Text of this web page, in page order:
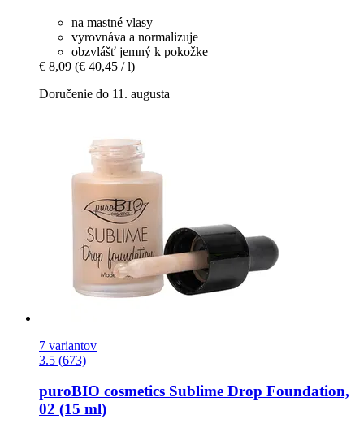
na mastné vlasy
vyrovnáva a normalizuje
obzvlášť jemný k pokožke
€ 8,09 (€ 40,45 / l)
Doručenie do 11. augusta
7 variantov
3.5 (673)
puroBIO cosmetics Sublime Drop Foundation,
02 (15 ml)